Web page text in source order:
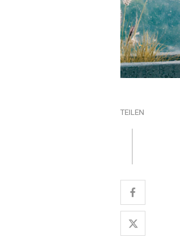
TEILEN